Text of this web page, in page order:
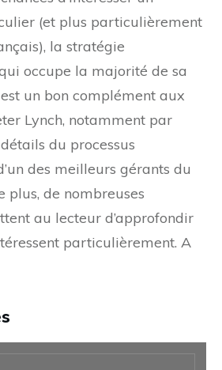
(et plus particulièrement
la stratégie
occupe la majorité de sa
un bon complément aux
Lynch, notamment par
du processus
des meilleurs gérants du
plus, de nombreuses
au lecteur d’approfondir
particulièrement. A